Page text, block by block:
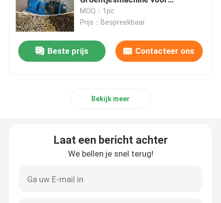
De Molen van de voerkorrel
Houten korrelproductielijn
De Productielijn van de Dierenvoerkorrel
De drijvende Productielijn van het Vissenvoer
kippenvoeder Dier 2,5-12 mm
1200 kg/h
MOQ：1pc
Prijs：Bespreekbaar
Beste prijs Contacteer ons
Bekijk meer
Laat een bericht achter
We bellen je snel terug!